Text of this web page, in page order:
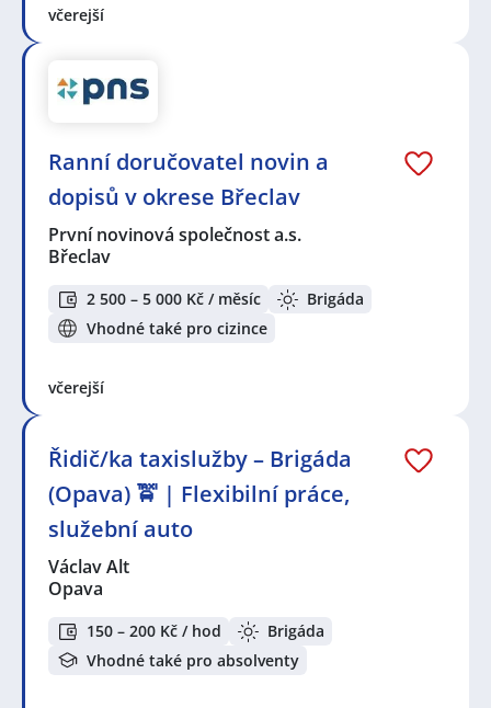
včerejší
Ranní doručovatel novin a
dopisů v okrese Břeclav
První novinová společnost a.s.
Břeclav
2 500 – 5 000 Kč / měsíc
Brigáda
Vhodné také pro cizince
včerejší
Řidič/ka taxislužby – Brigáda
(Opava) 🚖 | Flexibilní práce,
služební auto
Václav Alt
Opava
150 – 200 Kč / hod
Brigáda
Vhodné také pro absolventy